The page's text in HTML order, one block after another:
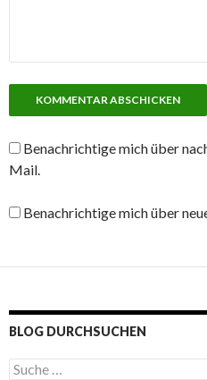
Benachrichtige mich über
Mail.
Benachrichtige mich über
BLOG DURCHSUCHEN
S